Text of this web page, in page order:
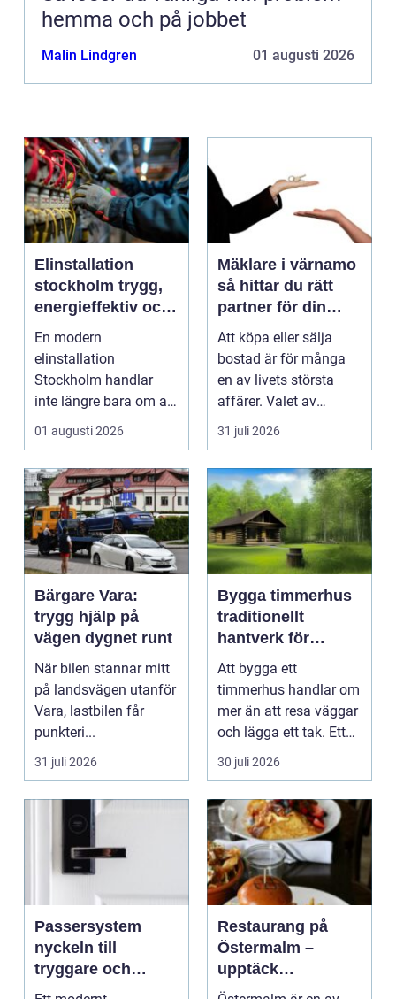
hemma och på jobbet
Malin Lindgren 01 augusti 2026
Elinstallation
stockholm trygg,
energieffektiv och
framtidssäker el i
företagslokaler
En modern
elinstallation
Stockholm handlar
inte längre bara om att
få belysning och uttag
på rätt pl...
01 augusti 2026
Mäklare i värnamo
så hittar du rätt
partner för din
bostadsaffär
Att köpa eller sälja
bostad är för många
en av livets största
affärer. Valet av
mäklare Värnamo
påve...
31 juli 2026
Bärgare Vara:
trygg hjälp på
vägen dygnet runt
När bilen stannar mitt
på landsvägen utanför
Vara, lastbilen får
punkteri...
31 juli 2026
Bygga timmerhus
traditionellt
hantverk för
moderna behov
Att bygga ett
timmerhus handlar om
mer än att resa väggar
och lägga ett tak. Ett
timmerhus är ett lå...
30 juli 2026
Passersystem
nyckeln till
tryggare och
smidigare tillträde
Restaurang på
Östermalm –
upptäck
matupplevelser i